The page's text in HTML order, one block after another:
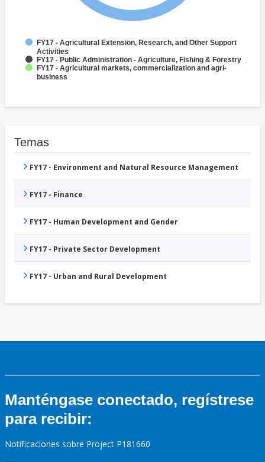
FY17 - Agricultural Extension, Research, and Other Support
Activities
FY17 - Public Administration - Agriculture, Fishing & Forestry
FY17 - Agricultural markets, commercialization and agri-
business
Temas
FY17 - Environment and Natural Resource Management
FY17 - Finance
FY17 - Human Development and Gender
FY17 - Private Sector Development
FY17 - Urban and Rural Development
Manténgase conectado, regístrese
para recibir:
Notificaciones sobre Project P181660